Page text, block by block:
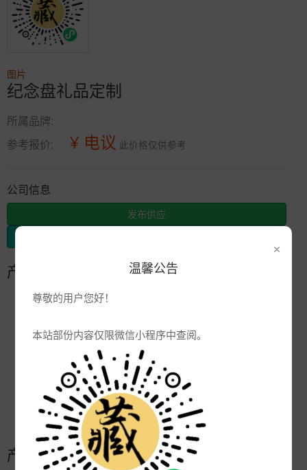
×
温馨公告
尊敬的用户您好！
本站部份内容仅限微信小程序中查阅。
图片
纪念盘礼品定制
所属品牌:
参考报价:
¥ 电议 此价格仅供参考
公司信息
发布供应
产品参数
编号:
jnp-
2923
厂商:
陶瓷杯子定制厂家
更新:
2022-09-26 15:12:00
产品简介